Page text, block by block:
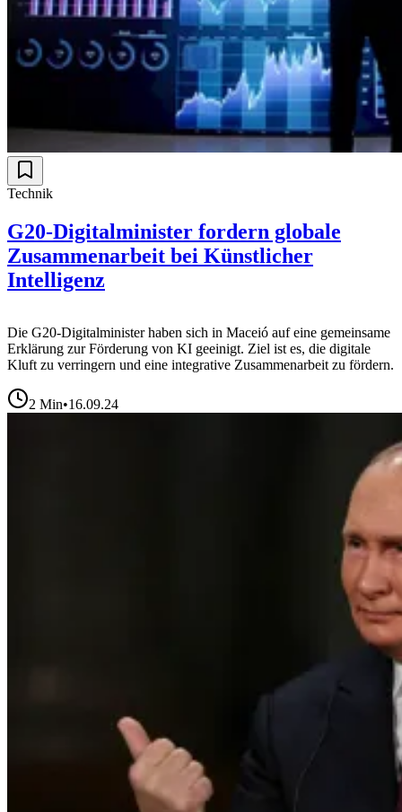
Technik
G20-Digitalminister fordern globale
Zusammenarbeit bei Künstlicher
Intelligenz
Die G20-Digitalminister haben sich in Maceió auf eine gemeinsame
Erklärung zur Förderung von KI geeinigt. Ziel ist es, die digitale
Kluft zu verringern und eine integrative Zusammenarbeit zu fördern.
2 Min•16.09.24